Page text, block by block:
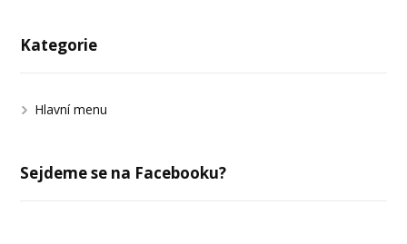
Kategorie
Hlavní menu
Sejdeme se na Facebooku?